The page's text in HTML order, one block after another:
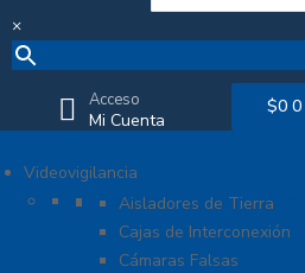
×
Acceso
Mi Cuenta
$0 0
Videovigilancia
Accesorios generales
Aisladores de Tierra
Cajas de Interconexión
Cámaras Falsas